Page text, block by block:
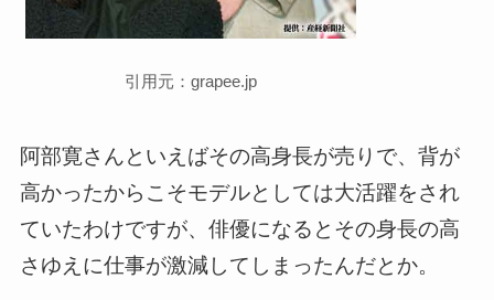
引用元：grapee.jp
阿部寛さんといえばその高身長が売りで、背が
高かったからこそモデルとしては大活躍をされ
ていたわけですが、俳優になるとその身長の高
さゆえに仕事が激減してしまったんだとか。